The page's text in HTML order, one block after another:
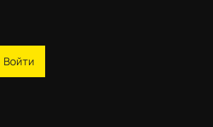
Войти